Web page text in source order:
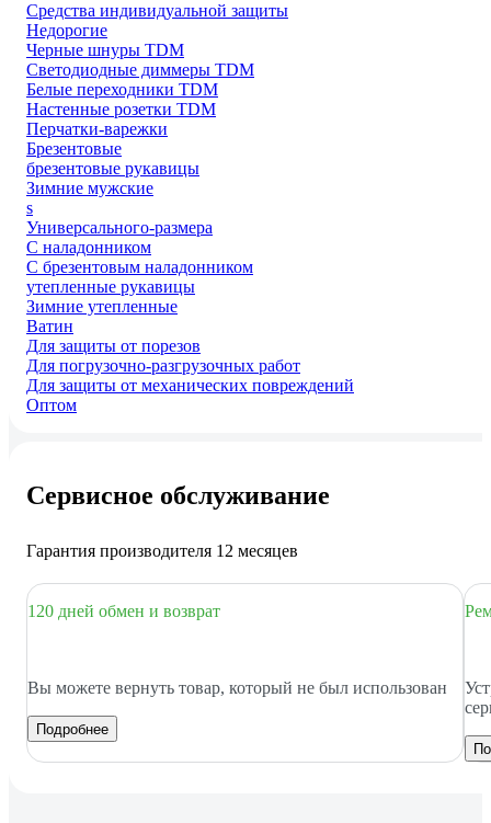
Средства индивидуальной защиты
Недорогие
Черные шнуры TDM
Светодиодные диммеры TDM
Белые переходники TDM
Настенные розетки TDM
Перчатки-варежки
Брезентовые
брезентовые рукавицы
Зимние мужские
s
Универсального-размера
С наладонником
С брезентовым наладонником
утепленные рукавицы
Зимние утепленные
Ватин
Для защиты от порезов
Для погрузочно-разгрузочных работ
Для защиты от механических повреждений
Оптом
Сервисное обслуживание
Гарантия производителя 12 месяцев
120 дней обмен и возврат
Вы можете вернуть товар, который не был использован
Подробнее